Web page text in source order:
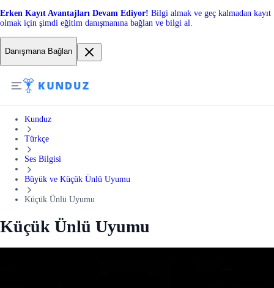
Erken Kayıt Avantajları Devam Ediyor! Bilgi almak ve geç kalmadan kayıt
olmak için şimdi eğitim danışmanına bağlan ve bilgi al.
Danışmana Bağlan
Kunduz
Türkçe
Ses Bilgisi
Büyük ve Küçük Ünlü Uyumu
Küçük Ünlü Uyumu
Küçük Ünlü Uyumu